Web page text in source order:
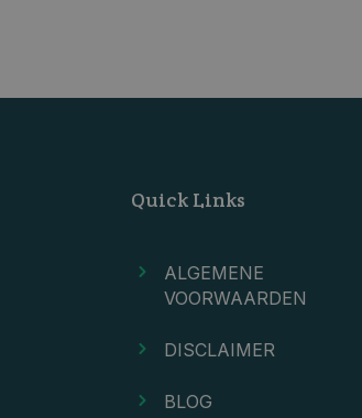
Quick Links
ALGEMENE
VOORWAARDEN
DISCLAIMER
BLOG